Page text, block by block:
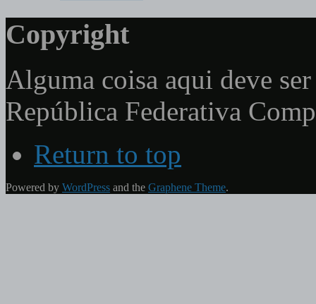
Copyright
Alguma coisa aqui deve
República Federativa
Return to top
Powered by WordPress and the Graphene Theme.